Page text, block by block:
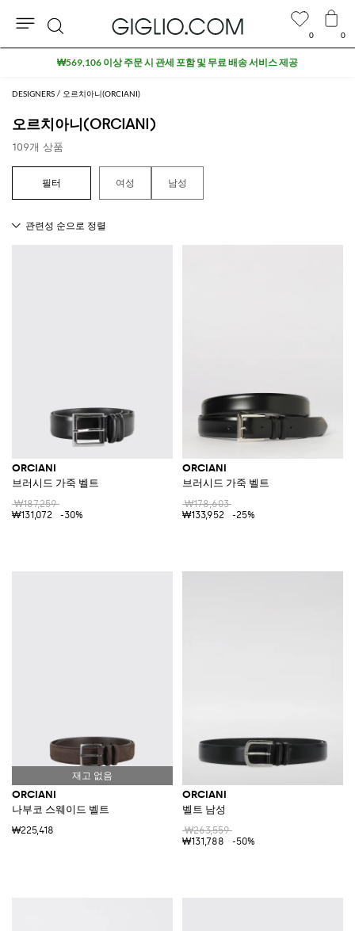
DESIGNERS 오르치아니(ORCIANI)
오르치아니(ORCIANI)
109개 상품
여성 남성
ORCIANI
브러시드 가죽 벨트
₩187,259
₩131,072
-30%
ORCIANI
브러시드 가죽 벨트
₩178,603
₩133,952
-25%
ORCIANI
나부코 스웨이드 벨트
₩225,418
ORCIANI
벨트 남성
₩263,559
₩131,788
-50%
0 0
검
색